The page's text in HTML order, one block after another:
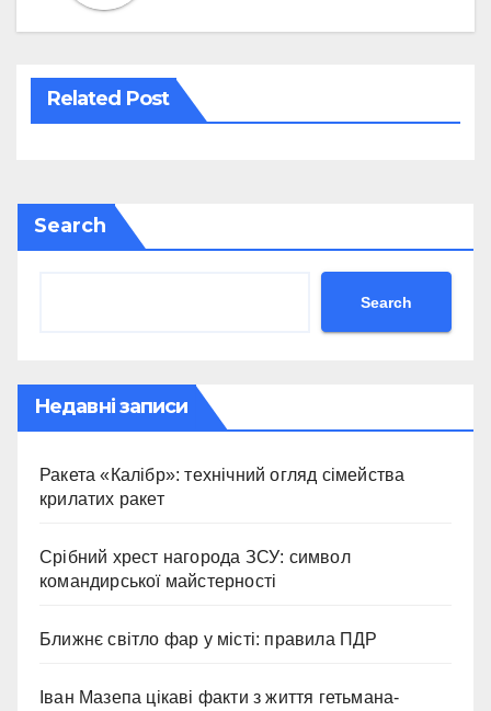
Related Post
Search
Search
Недавні записи
Ракета «Калібр»: технічний огляд сімейства
крилатих ракет
Срібний хрест нагорода ЗСУ: символ
командирської майстерності
Ближнє світло фар у місті: правила ПДР
Іван Мазепа цікаві факти з життя гетьмана-